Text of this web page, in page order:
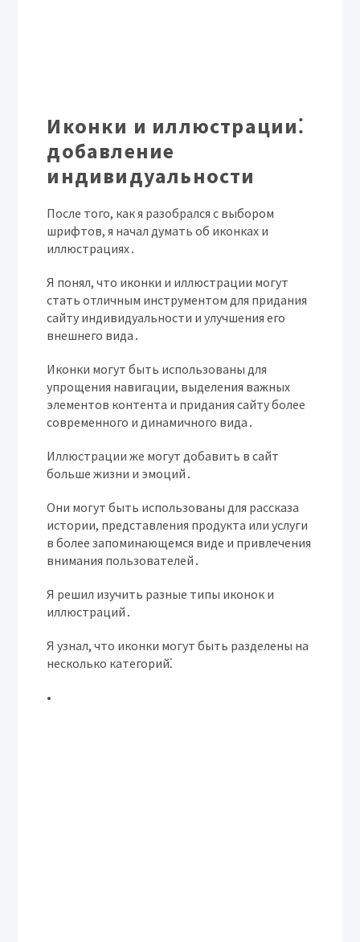
Иконки и иллюстрации⁚
добавление
индивидуальности
После того, как я разобрался с выбором
шрифтов, я начал думать об иконках и
иллюстрациях․
Я понял, что иконки и иллюстрации могут
стать отличным инструментом для придания
сайту индивидуальности и улучшения его
внешнего вида․
Иконки могут быть использованы для
упрощения навигации, выделения важных
элементов контента и придания сайту более
современного и динамичного вида․
Иллюстрации же могут добавить в сайт
больше жизни и эмоций․
Они могут быть использованы для рассказа
истории, представления продукта или услуги
в более запоминающемся виде и привлечения
внимания пользователей․
Я решил изучить разные типы иконок и
иллюстраций․
Я узнал, что иконки могут быть разделены на
несколько категорий⁚
•